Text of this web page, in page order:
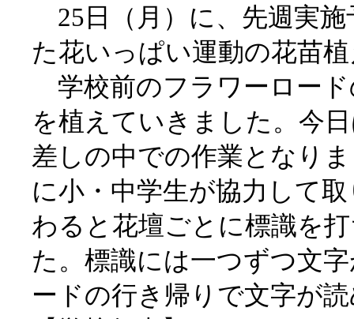
25日（月）に、先週実
た花いっぱい運動の花苗
学校前のフラワーロー
を植えていきました。今
差しの中での作業となり
に小・中学生が協力して
わると花壇ごとに標識を
た。標識には一つずつ文
ードの行き帰りで文字が